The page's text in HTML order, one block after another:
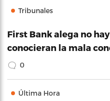
Tribunales
First Bank alega no
conocieran la mala
0
Última Hora